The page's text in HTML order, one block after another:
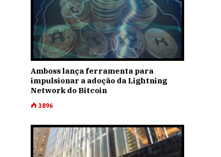
Amboss lança ferramenta para
impulsionar a adoção da Lightning
Network do Bitcoin
3896